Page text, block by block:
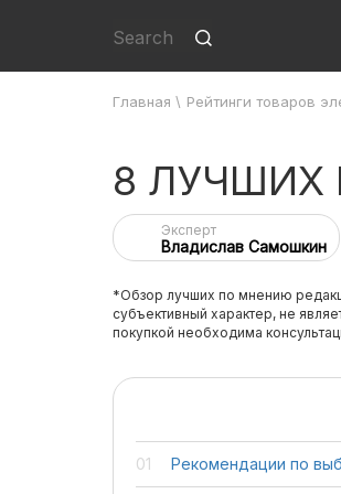
Главная \ Рейтинги товаров
8 ЛУЧШИХ
Эксперт
Владислав Самошкин
*Обзор лучших по мнению
субъективный характер, не
покупкой необходима
Рекомендации по